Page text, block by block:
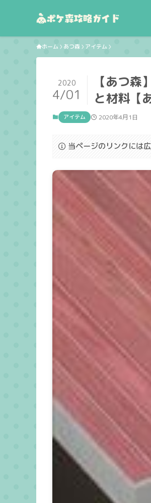
ホーム あつ森 アイテム
【あつ
と材料【
2020
4/01
アイテム 2020年4月1日
当ページのリンクには